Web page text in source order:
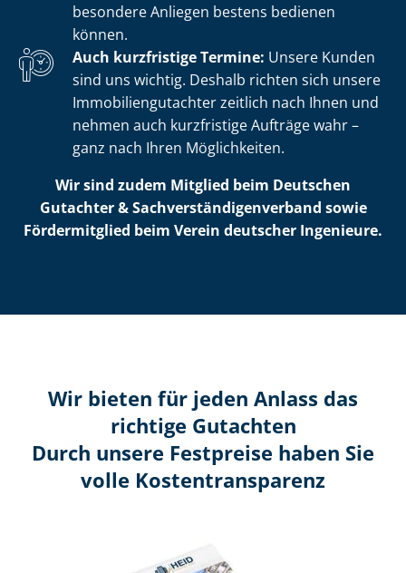
besondere Anliegen bestens bedienen
können.
Auch kurzfristige Termine: Unsere Kunden
sind uns wichtig. Deshalb richten sich unsere
Im­mo­bi­li­en­gut­ach­ter zeitlich nach Ihnen und
nehmen auch kurzfristige Aufträge wahr –
ganz nach Ihren Möglichkeiten.
Wir sind zudem Mitglied beim Deutschen
Gutachter & Sach­ver­stän­di­gen­ver­band sowie
Fördermitglied beim Verein deutscher Ingenieure.
Wir bieten für jeden Anlass das
richtige Gutachten
Durch unsere Festpreise haben Sie
volle Kosten­transparenz